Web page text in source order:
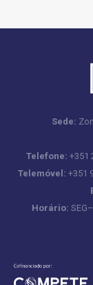
Sede:
Telefone: +351
Telemóvel: +351
Horário: